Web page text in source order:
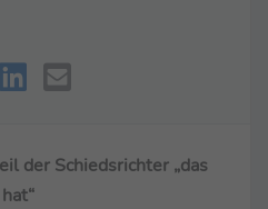
der Schiedsrichter „das